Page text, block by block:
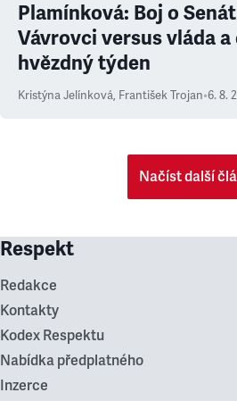
Plamínková: Boj o
Vávrovci versus vláda
hvězdný týden
Kristýna Jelínková, František Trojan•6. 8.
Načíst další
Respekt
Redakce
Kontakty
Kodex Respektu
Nabídka předplatného
Inzerce